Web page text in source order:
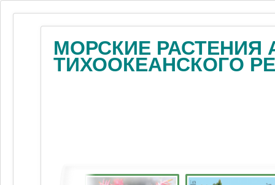
МОРСКИЕ РАСТЕНИЯ
ТИХООКЕАНСКОГО